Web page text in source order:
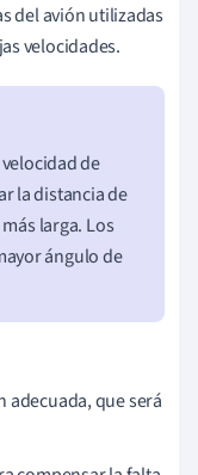
del avión utilizadas
velocidades.
de
la distancia de
larga. Los
ángulo de
adecuada, que será